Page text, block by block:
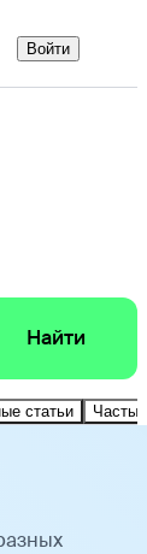
Войти
Найти
статьи